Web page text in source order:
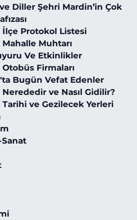
Diller Şehri Mardin’in Çok
İlçe Protokol Listesi
Muhtarı
Ve Etkinlikler
Firmaları
Bugün Vefat Edenler
ve Nasıl Gidilir?
ve Gezilecek Yerleri